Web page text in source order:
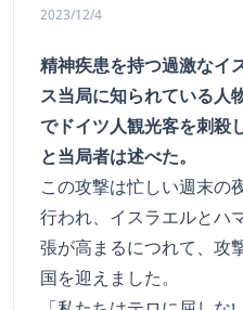
2023/12/4
精神疾患を持つ過激なイ
ス当局に知られている人
でドイツ人観光客を刺殺
と当局者は述べた。
この攻撃は忙しい週末の
行われ、イスラエルとハ
張が高まるにつれて、攻
国を迎えました。